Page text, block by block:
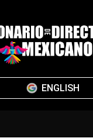
ENGLISH